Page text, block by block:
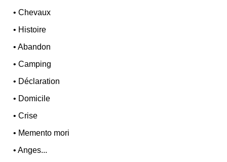
•Chevaux
• Histoire
•Abandon
•Camping
• Déclaration
• Domicile
•Crise
• Memento mori
•Anges...